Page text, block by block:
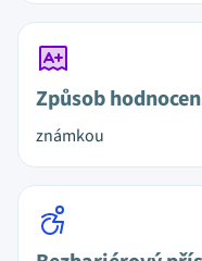
Způsob
známkou